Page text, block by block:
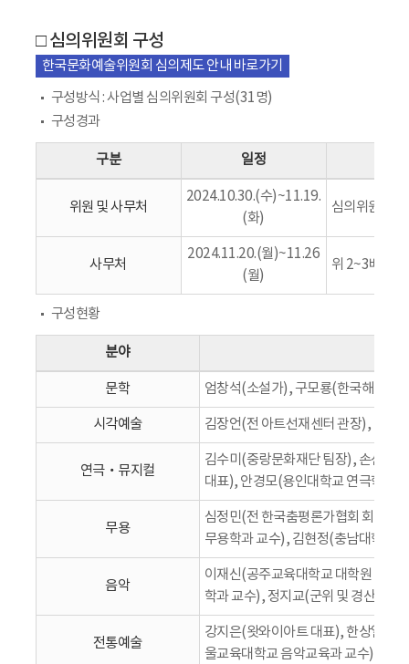
□ 심의위원회 구성
한국문화예술위원회 심의제도 안내 바로가기
구성방식 : 사업별 심의위원회 구성(31명)
구성경과
구분 일정
위원 및 사무처
2024.10.30.(수)~11.19.
(화)
심의위원 후
사무처
2024.11.20.(월)~11.26
(월)
위 2~3배수
구성현황
분야
문학 엄창석(소설가), 구모룡(한국해양대
시각예술 김장언(전 아트선재센터 관장), 변종
연극‧뮤지컬
김수미(중랑문화재단 팀장), 손신형(
대표), 안경모(용인대학교 연극학과
무용
심정민(전 한국춤평론가협회 회장),
무용학과 교수), 김현정(충남대학교
음악
이재신(공주교육대학교 대학원 음악
학과 교수), 정지교(군위 및 경산문화
전통예술
강지은(왓와이아트 대표), 한상일(대
울교육대학교 음악교육과 교수), 류